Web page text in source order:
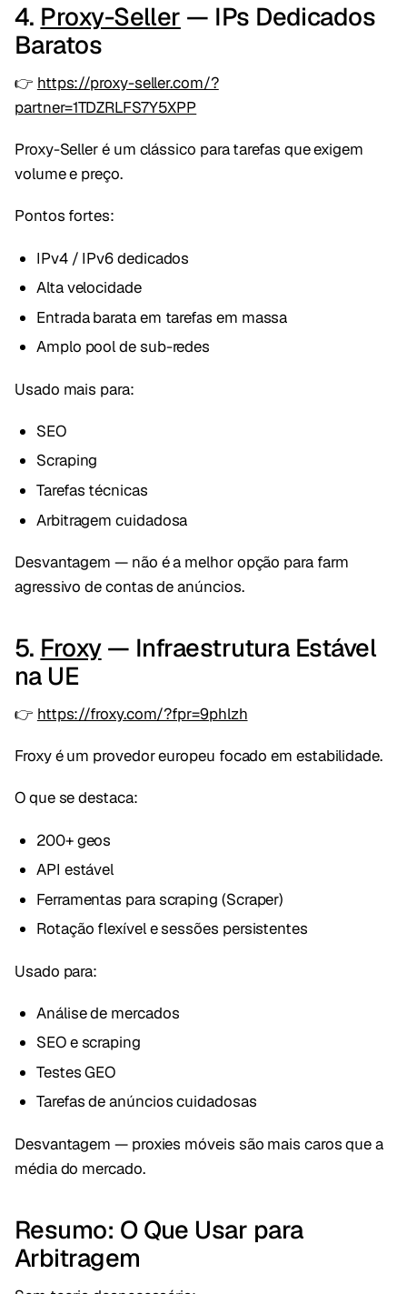
4. Proxy-Seller — IPs Dedicados
Baratos
👉 https://proxy-seller.com/?
partner=1TDZRLFS7Y5XPP
Proxy-Seller é um clássico para tarefas que exigem
volume e preço.
Pontos fortes:
IPv4 / IPv6 dedicados
Alta velocidade
Entrada barata em tarefas em massa
Amplo pool de sub-redes
Usado mais para:
SEO
Scraping
Tarefas técnicas
Arbitragem cuidadosa
Desvantagem — não é a melhor opção para farm
agressivo de contas de anúncios.
5. Froxy— Infraestrutura Estável
na UE
👉 https://froxy.com/?fpr=9phlzh
Froxy é um provedor europeu focado em estabilidade.
O que se destaca:
200+ geos
API estável
Ferramentas para scraping (Scraper)
Rotação flexível e sessões persistentes
Usado para:
Análise de mercados
SEO e scraping
Testes GEO
Tarefas de anúncios cuidadosas
Desvantagem — proxies móveis são mais caros que a
média do mercado.
Resumo: O Que Usar para
Arbitragem